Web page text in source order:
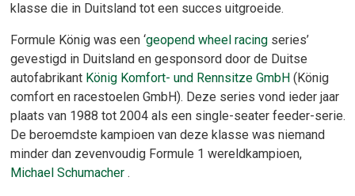
klasse die in Duitsland tot een succes uitgroeide.
Formule König was een ‘geopend wheel racingseries’
gevestigd in Duitsland en gesponsord door de Duitse
autofabrikant König Komfort- und Rennsitze GmbH (König
comfort en racestoelen GmbH). Deze series vond ieder jaar
plaats van 1988 tot 2004 als een single-seater feeder-serie.
De beroemdste kampioen van deze klasse was niemand
minder dan zevenvoudig Formule 1 wereldkampioen,
Michael Schumacher.